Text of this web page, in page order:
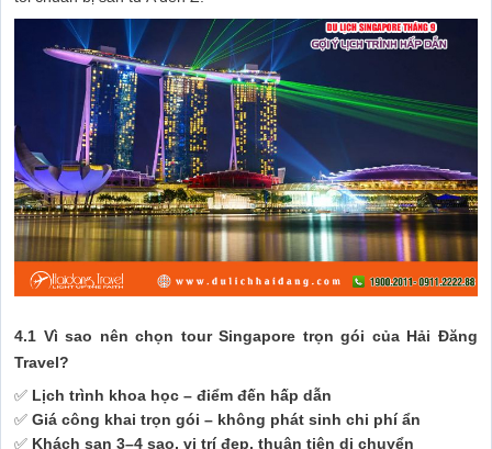
4.1 Vì sao nên chọn tour Singapore trọn gói của Hải Đăng
Travel?
✅ Lịch trình khoa học – điểm đến hấp dẫn
✅ Giá công khai trọn gói – không phát sinh chi phí ẩn
✅ Khách sạn 3–4 sao, vị trí đẹp, thuận tiện di chuyển